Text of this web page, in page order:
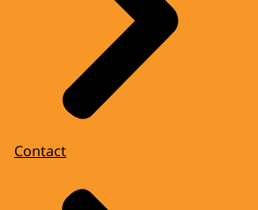
Contact